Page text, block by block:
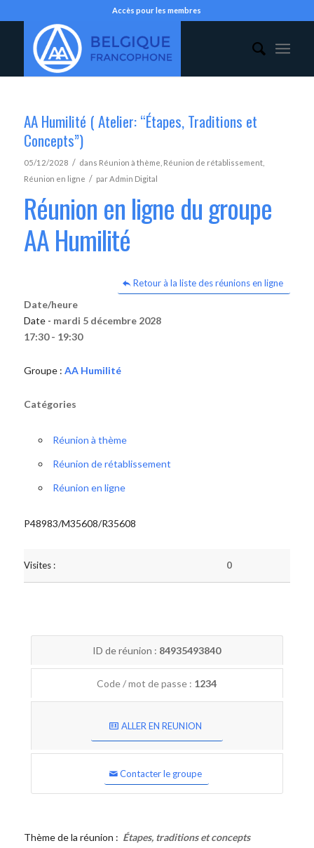
Accès pour les membres
AA Humilité ( Atelier: “Étapes, Traditions et
Concepts”)
05/12/2028 / dans Réunion à thème Réunion de rétablissement,
Réunion en ligne / parAdmin Digital
Réunion en ligne du groupe
AA Humilité
Retour à la liste des réunions en ligne
Date/heure
Date - mardi 5 décembre 2028
17:30 - 19:30
Groupe : AA Humilité
Catégories
Réunion à thème
Réunion de rétablissement
Réunion en ligne
P48983/M35608/R35608
Visites : 0
ID de réunion : 84935493840
Code / mot de passe : 1234
ALLER EN REUNION
Contacter le groupe
Thème de la réunion : Étapes, traditions et concepts